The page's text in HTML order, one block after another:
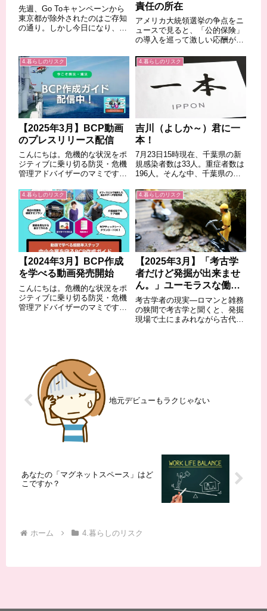
先週、Go Toキャンペーンから
東京都が除外されたのはご存知
の通り。しかし今日になり、東
対して、こんな記事が掲載され
ました。菅長官、療養ホテル不
足に苦言 「自治体は早急な確
保を」（20...
責任の所在
アメリカ大統領選挙の争点をニ
ュースで見ると、「公的保険」
の導入を巡って激しい応酬が繰
が賄うのはおかしい、保険は民
間で行うべき、支払えない人は
努力が足りないからだ、という
お国柄。これからご紹介するニ
4.暮らしのリスク
【2025年3月】BCP動画
のプレスリリース配信
こんにちは。危機的な状況をポ
ジティブに乗り切る防災・危機
管理アドバイザーのマミです。
地下鉄サリン事件から30年、東
日本大震災から14年を迎えま
す。災害の教訓を生かして減災
に務めるためBCP作成について
の動画配信を...
4.暮らしのリスク
吉川（よしか～）君に一
本！
7月23日15時現在、千葉県の新
規感染者数は33人。重症者数は
196人。そんな中、千葉県の森
なっています。千葉の海の事故
撲滅を 森田健作知事が一宮海
岸視察（千葉日報2020年7月23
日付）今年は県内全ての海水浴
場...
4.暮らしのリスク
【2024年3月】BCP作成
を学べる動画発売開始
こんにちは。危機的な状況をポ
ジティブに乗り切る防災・危機
管理アドバイザーのマミです。
4.暮らしのリスク
【2025年3月】「考古学
者だけど発掘が出来ませ
ん。」ユーモラスな働き
方改革への提言?!【書
評】
考古学者の現実—ロマンと雑務
の狭間で考古学と聞くと、発掘
現場で土にまみれながら古代文
地元デビューもラクじゃない
あなたの「マグネットスペース」はど
こですか？
ホーム 4.暮らしのリスク